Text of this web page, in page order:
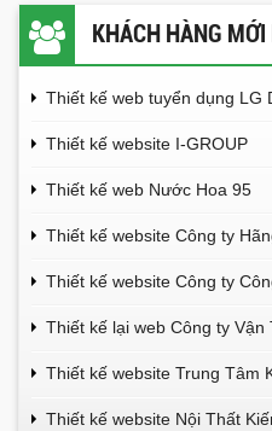
KHÁCH HÀNG MỚI
Thiết kế web tuyển dụng LG
Thiết kế website I-GROUP
Thiết kế web Nước Hoa 95
Thiết kế website Công ty
Thiết kế website Công ty
Thiết kế lại web Công ty Vận
Thiết kế website Trung Tâm
Thiết kế website Nội Thất